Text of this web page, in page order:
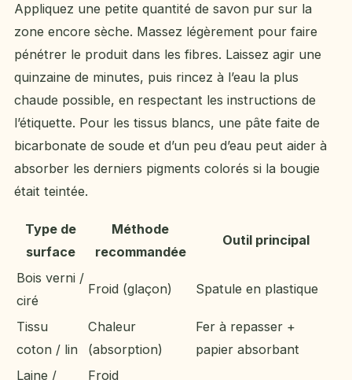
Appliquez une petite quantité de savon pur sur la
zone encore sèche. Massez légèrement pour faire
pénétrer le produit dans les fibres. Laissez agir une
quinzaine de minutes, puis rincez à l’eau la plus
chaude possible, en respectant les instructions de
l’étiquette. Pour les tissus blancs, une pâte faite de
bicarbonate de soude et d’un peu d’eau peut aider à
absorber les derniers pigments colorés si la bougie
était teintée.
Type de
surface
Méthode
recommandée
Outil principal
Bois verni /
ciré
Froid (glaçon) Spatule en plastique
Tissu
coton / lin
Chaleur
(absorption)
Fer à repasser +
papier absorbant
Laine /
Froid